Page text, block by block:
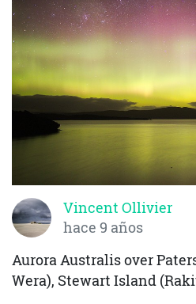
Vincent Ollivier
hace 9 años
Aurora Australis over
Wera), Stewart Island